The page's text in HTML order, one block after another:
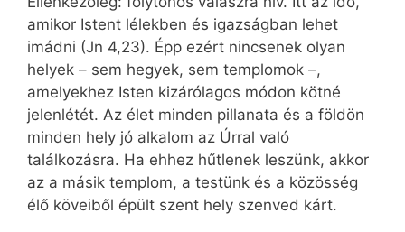
amikor Istent lélekben és igazságban lehet
imádni (Jn 4,23). Épp ezért nincsenek olyan
helyek – sem hegyek, sem templomok –,
amelyekhez Isten kizárólagos módon kötné
jelenlétét. Az élet minden pillanata és a földön
minden hely jó alkalom az Úrral való
találkozásra. Ha ehhez hűtlenek leszünk, akkor
az a másik templom, a testünk és a közösség
élő köveiből épült szent hely szenved kárt.